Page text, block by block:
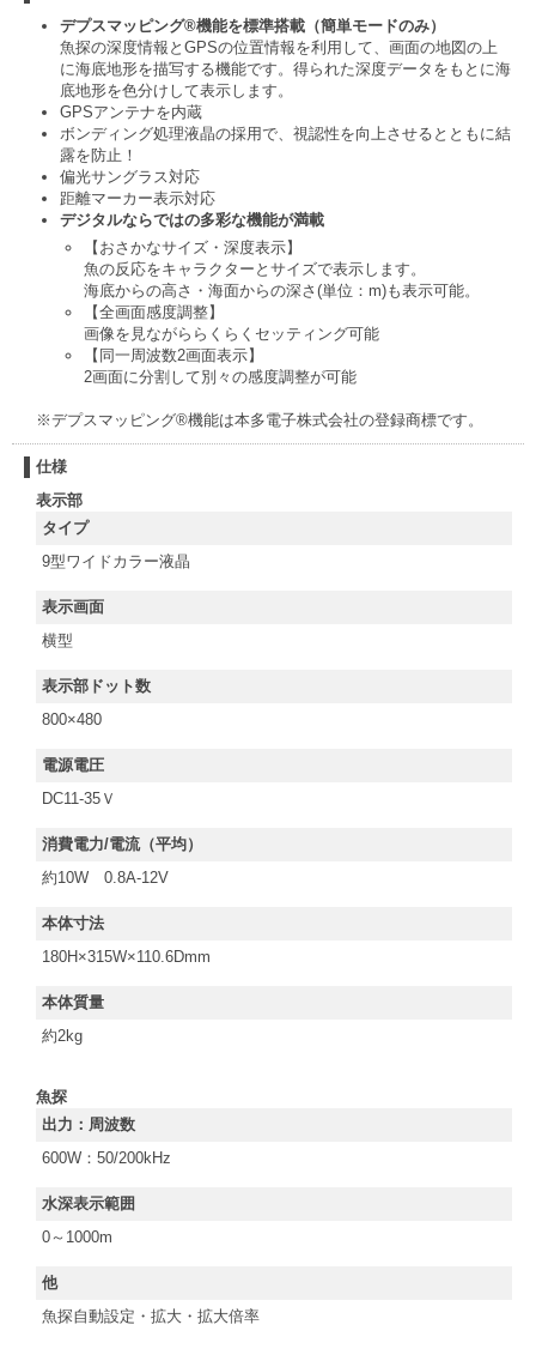
デプスマッピング®機能を標準搭載（簡単モードのみ）
魚探の深度情報とGPSの位置情報を利用して、画面の地図の上
に海底地形を描写する機能です。得られた深度データをもとに海
底地形を色分けして表示します。
GPSアンテナを内蔵
ボンディング処理液晶の採用で、視認性を向上させるとともに結
露を防止！
偏光サングラス対応
距離マーカー表示対応
デジタルならではの多彩な機能が満載
【おさかなサイズ・深度表示】
魚の反応をキャラクターとサイズで表示します。
海底からの高さ・海面からの深さ(単位：m)も表示可能。
【全画面感度調整】
画像を見ながららくらくセッティング可能
【同一周波数2画面表示】
2画面に分割して別々の感度調整が可能
※デプスマッピング®機能は本多電子株式会社の登録商標です。
仕様
表示部
タイプ
9型ワイドカラー液晶
表示画面
横型
表示部ドット数
800×480
電源電圧
DC11-35Ｖ
消費電力/電流（平均）
約10W 0.8A-12V
本体寸法
180H×315W×110.6Dmm
本体質量
約2kg
魚探
出力：周波数
600W：50/200kHz
水深表示範囲
0～1000m
他
魚探自動設定・拡大・拡大倍率